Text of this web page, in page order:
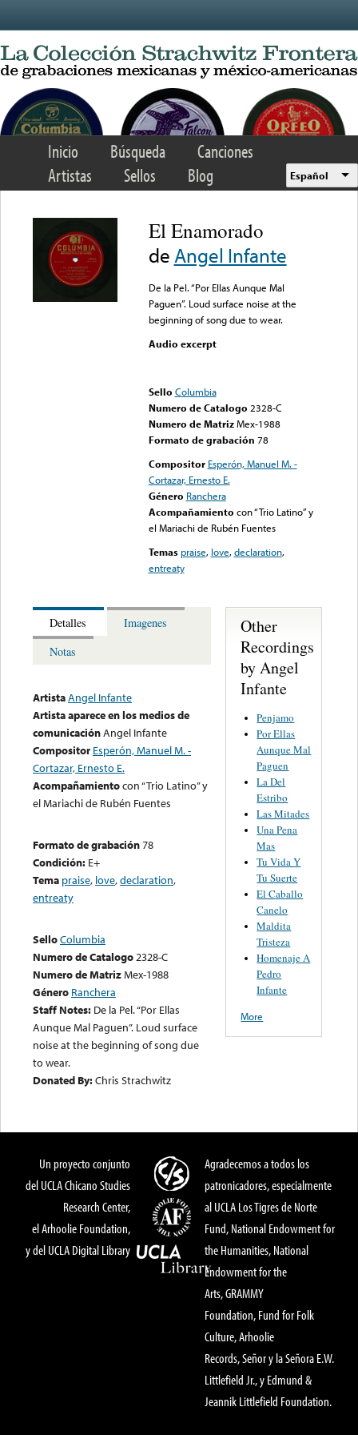
Inicio Búsqueda
Canciones
Artistas
Sellos Blog Español
El Enamorado
de Angel Infante
De la Pel. “Por Ellas Aunque Mal
Paguen”. Loud surface noise at the
beginning of song due to wear.
Audio excerpt
Sello Columbia
Numero de Catalogo 2328-C
Numero de Matriz Mex-1988
Formato de grabación 78
Compositor Esperón, Manuel M. -
Cortazar, Ernesto E.
Género Ranchera
Acompañamiento con “Trio Latino” y
el Mariachi de Rubén Fuentes
Temas praise, love,declaration,
entreaty
Detalles
Imagenes
Notas
ArtistaAngel Infante
Artista aparece en los medios de
comunicaciónAngel Infante
Compositor Esperón, Manuel M. -
Cortazar, Ernesto E.
Acompañamientocon “Trio Latino” y
el Mariachi de Rubén Fuentes
Formato de grabación78
Condición: E+
Tema praise, love,declaration,
entreaty
SelloColumbia
Numero de Catalogo2328-C
Numero de MatrizMex-1988
Género Ranchera
Staff Notes: De la Pel. “Por Ellas
Aunque Mal Paguen”. Loud surface
noise at the beginning of song due
to wear.
Donated By:Chris Strachwitz
Other
Recordings
by Angel
Infante
Penjamo
Por Ellas
Aunque Mal
Paguen
La Del
Estribo
Las Mitades
Una Pena
Mas
Tu Vida Y
Tu Suerte
El Caballo
Canelo
Maldita
Tristeza
Homenaje A
Pedro
Infante
More
Un proyecto conjunto
del UCLA Chicano Studies
Research Center,
el Arhoolie Foundation,
y del UCLA Digital Library
Agradecemos a todos los
patronicadores, especialmente
al UCLA Los Tigres de Norte
Fund, National Endowment for
the Humanities, National
Endowment for the
Arts, GRAMMY
Foundation, Fund for Folk
Culture, Arhoolie
Records, Señor y la Señora E.W.
Littlefield Jr., y Edmund &
Jeannik Littlefield Foundation.